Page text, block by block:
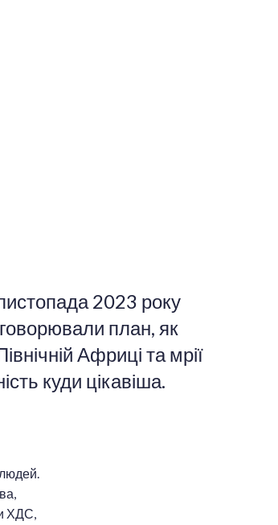
2023 року
план, як
Африці та мрії
куди цікавіша.
ХДС,